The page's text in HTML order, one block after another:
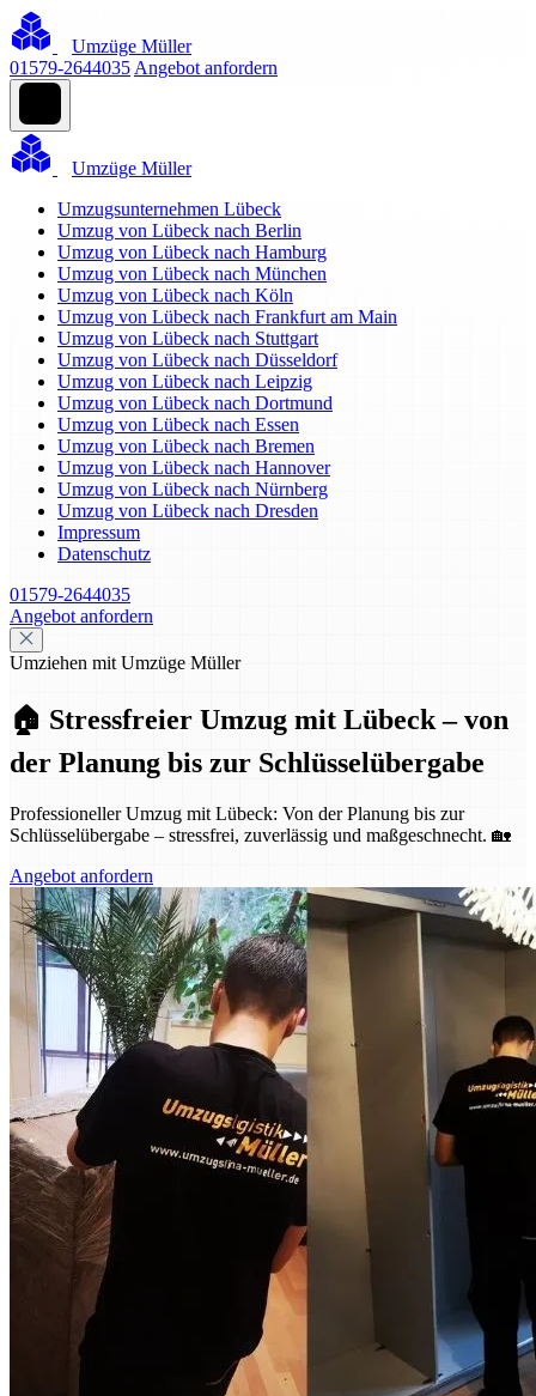
Umzüge Müller
01579-2644035 Angebot anfordern
Umzüge Müller
Umzugsunternehmen Lübeck
Umzug von Lübeck nach Berlin
Umzug von Lübeck nach Hamburg
Umzug von Lübeck nach München
Umzug von Lübeck nach Köln
Umzug von Lübeck nach Frankfurt am Main
Umzug von Lübeck nach Stuttgart
Umzug von Lübeck nach Düsseldorf
Umzug von Lübeck nach Leipzig
Umzug von Lübeck nach Dortmund
Umzug von Lübeck nach Essen
Umzug von Lübeck nach Bremen
Umzug von Lübeck nach Hannover
Umzug von Lübeck nach Nürnberg
Umzug von Lübeck nach Dresden
Impressum
Datenschutz
01579-2644035
Angebot anfordern
Umziehen mit Umzüge Müller
🏠 Stressfreier Umzug mit Lübeck – von
der Planung bis zur Schlüsselübergabe
Professioneller Umzug mit Lübeck: Von der Planung bis zur
Schlüsselübergabe – stressfrei, zuverlässig und maßgeschnecht. 🏡
Angebot anfordern